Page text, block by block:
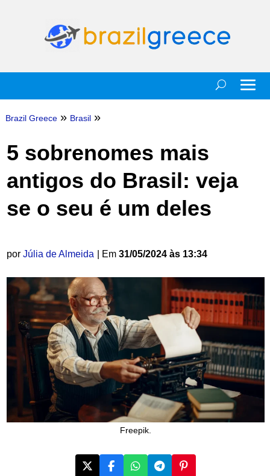
Brazil Greece » Brasil »
5 sobrenomes mais
antigos do Brasil: veja
se o seu é um deles
por Júlia de Almeida | Em 31/05/2024 às 13:34
Freepik.